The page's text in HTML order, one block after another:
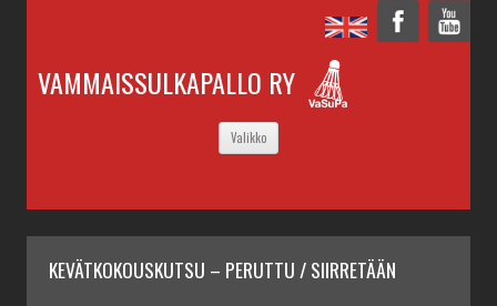
VAMMAISSULKAPALLO RY
Valikko
KEVÄTKOKOUSKUTSU – PERUTTU / SIIRRETÄÄN